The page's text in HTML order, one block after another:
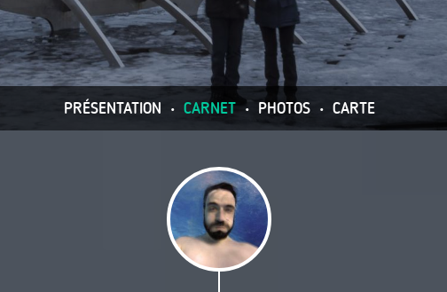
PRÉSENTATION • CARNET • PHOTOS • CARTE